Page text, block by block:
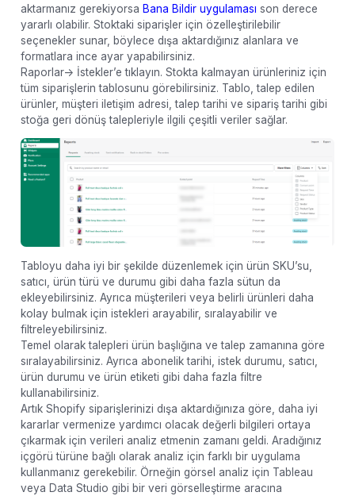
aktarmanız gerekiyorsa Bana Bildir uygulaması son derece
yararlı olabilir. Stoktaki siparişler için özelleştirilebilir
seçenekler sunar, böylece dışa aktardığınız alanlara ve
formatlara ince ayar yapabilirsiniz.
Raporlar-> İstekler’e tıklayın. Stokta kalmayan ürünleriniz için
tüm siparişlerin tablosunu görebilirsiniz. Tablo, talep edilen
ürünler, müşteri iletişim adresi, talep tarihi ve sipariş tarihi gibi
stoğa geri dönüş talepleriyle ilgili çeşitli veriler sağlar.
Tabloyu daha iyi bir şekilde düzenlemek için ürün SKU’su,
satıcı, ürün türü ve durumu gibi daha fazla sütun da
ekleyebilirsiniz. Ayrıca müşterileri veya belirli ürünleri daha
kolay bulmak için istekleri arayabilir, sıralayabilir ve
filtreleyebilirsiniz.
Temel olarak talepleri ürün başlığına ve talep zamanına göre
sıralayabilirsiniz. Ayrıca abonelik tarihi, istek durumu, satıcı,
ürün durumu ve ürün etiketi gibi daha fazla filtre
kullanabilirsiniz.
Artık Shopify siparişlerinizi dışa aktardığınıza göre, daha iyi
kararlar vermenize yardımcı olacak değerli bilgileri ortaya
çıkarmak için verileri analiz etmenin zamanı geldi. Aradığınız
içgörü türüne bağlı olarak analiz için farklı bir uygulama
kullanmanız gerekebilir. Örneğin görsel analiz için Tableau
veya Data Studio gibi bir veri görselleştirme aracına